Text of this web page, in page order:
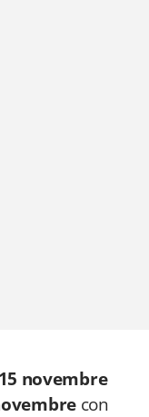
novembre
con